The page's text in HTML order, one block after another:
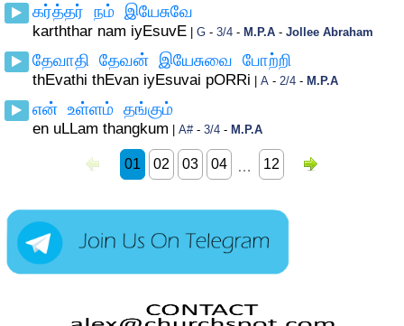
கர்த்தர் நம் இயேசுவே
karththar nam iyEsuvE G - 3/4 - M.P.A - Jollee Abraham
தேவாதி தேவன் இயேசுவை போற்றி
thEvathi thEvan iyEsuvai pORRi A - 2/4 - M.P.A
என் உள்ளம் தங்கும்
en uLLam thangkum A#- 3/4 - M.P.A
01 02 03 04 … 12